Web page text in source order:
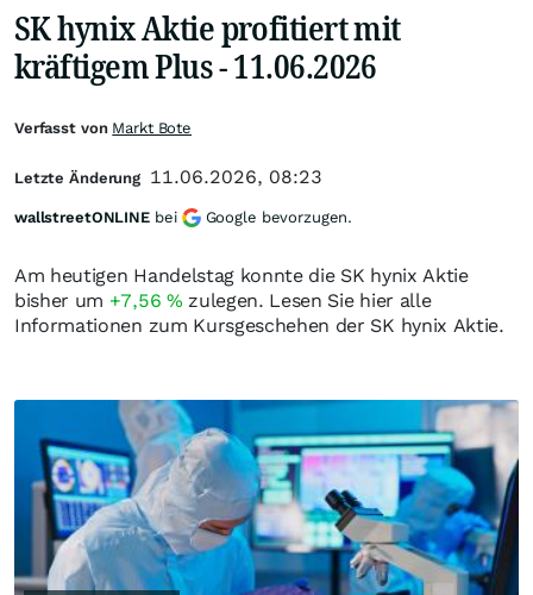
SK hynix Aktie profitiert mit
kräftigem Plus - 11.06.2026
Am heutigen Handelstag konnte die SK hynix Aktie
bisher um +7,56 % zulegen. Lesen Sie hier alle
Informationen zum Kursgeschehen der SK hynix Aktie.
Verfasst von Markt Bote
Letzte Änderung 11.06.2026, 08:23
wallstreetONLINE bei Google bevorzugen.